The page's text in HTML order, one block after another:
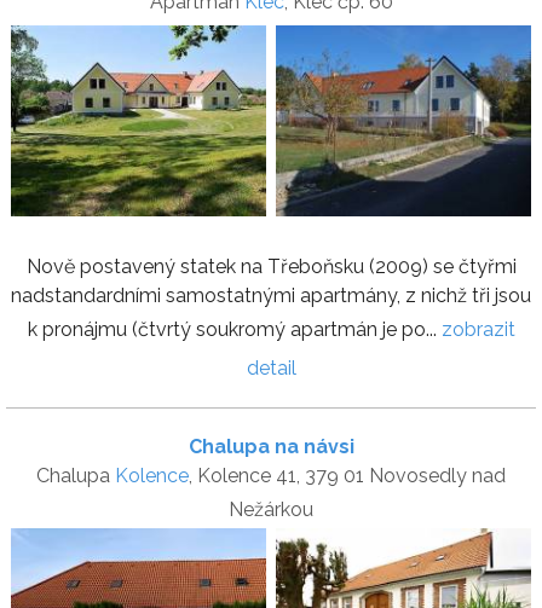
Nově postavený statek na Třeboňsku (2009) se čtyřmi
nadstandardními samostatnými apartmány, z nichž tři jsou
k pronájmu (čtvrtý soukromý apartmán je po... zobrazit
detail
Chalupa na návsi
Chalupa Kolence , Kolence 41, 379 01 Novosedly nad
Nežárkou